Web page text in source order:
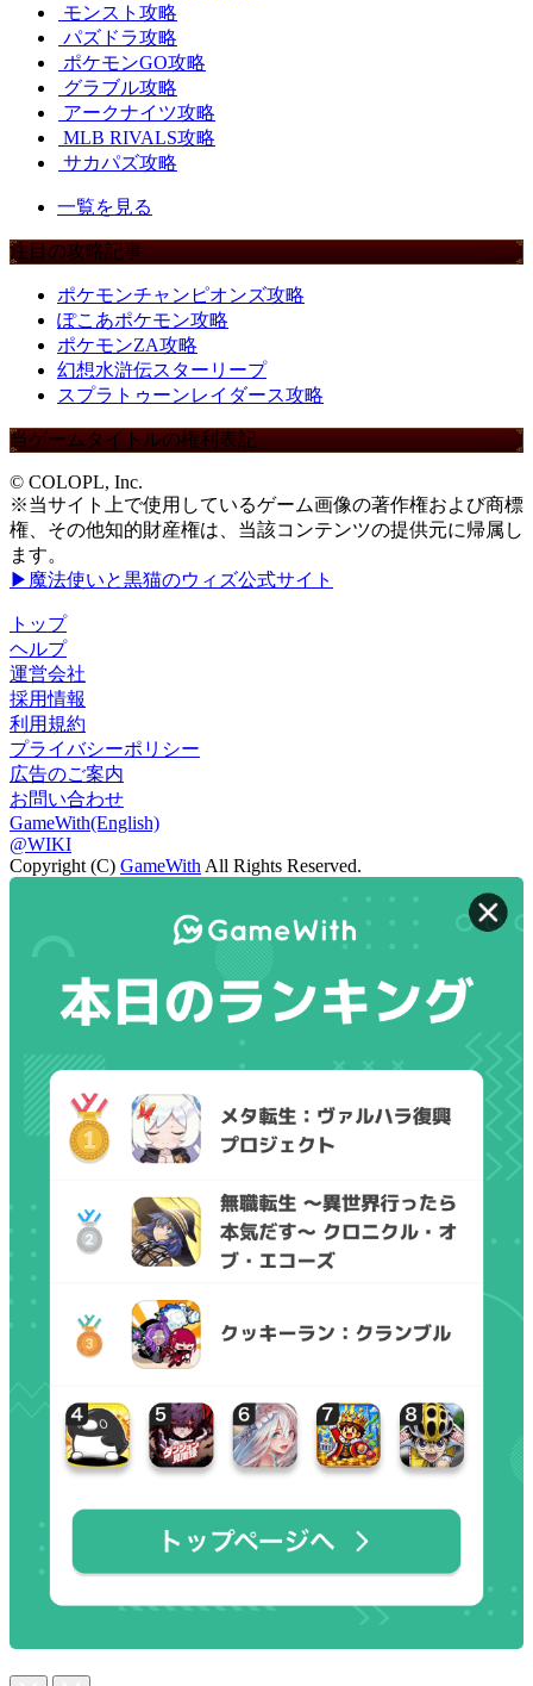
モンスト攻略
パズドラ攻略
ポケモンGO攻略
グラブル攻略
アークナイツ攻略
MLB RIVALS攻略
サカパズ攻略
一覧を見る
注目の攻略記事
ポケモンチャンピオンズ攻略
ぽこあポケモン攻略
ポケモンZA攻略
幻想水滸伝スターリープ
スプラトゥーンレイダース攻略
当ゲームタイトルの権利表記
© COLOPL, Inc.
※当サイト上で使用しているゲーム画像の著作権および商標
権、その他知的財産権は、当該コンテンツの提供元に帰属し
ます。
▶魔法使いと黒猫のウィズ公式サイト
トップ
ヘルプ
運営会社
採用情報
利用規約
プライバシーポリシー
広告のご案内
お問い合わせ
GameWith(English)
@WIKI
Copyright (C) GameWith All Rights Reserved.